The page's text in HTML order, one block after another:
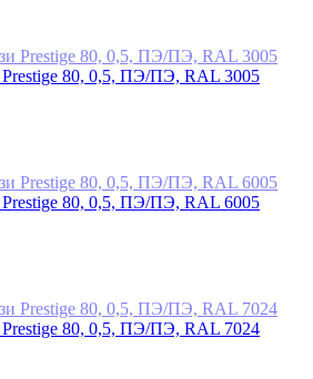
80, 0,5, ПЭ/ПЭ, RAL 3005
80, 0,5, ПЭ/ПЭ, RAL 6005
80, 0,5, ПЭ/ПЭ, RAL 7024